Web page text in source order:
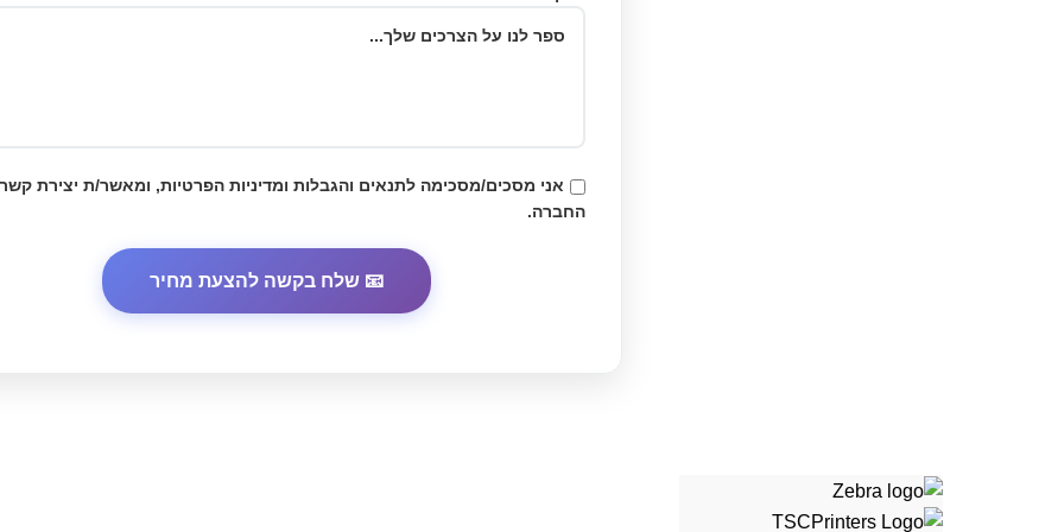
אני מסכים/מסכימה לתנאים והגבלות ומדיניות הפרטיות, ומאשר/ת יצירת
החברה.